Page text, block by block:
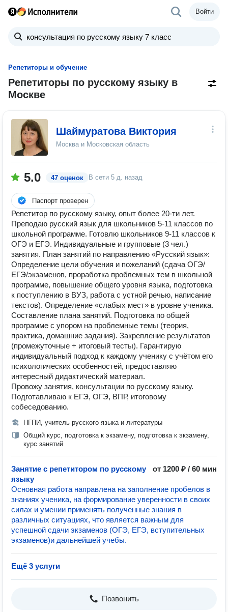
Войти
Репетиторы и обучение
Репетиторы по русскому языку в
Москве
Шаймуратова Виктория
Москва и Московская область
5.0 47 оценок В сети 5 д. назад
Паспорт проверен
Репетитор по русскому языку, опыт более 20-ти лет.
Преподаю русский язык для школьников 5-11 классов по
школьной программе. Готовлю школьников 9-11 классов к
ОГЭ и ЕГЭ. Индивидуальные и групповые (3 чел.)
занятия. План занятий по направлению «Русский язык»:
Определение цели обучения и пожеланий (сдача ОГЭ/
ЕГЭ/экзаменов, проработка проблемных тем в школьной
программе, повышение общего уровня языка, подготовка
к поступлению в ВУЗ, работа с устной речью, написание
текстов). Определение «слабых мест» в уровне ученика.
Составление плана занятий. Подготовка по общей
программе с упором на проблемные темы (теория,
практика, домашние задания). Закрепление результатов
(промежуточные + итоговый тесты). Гарантирую
индивидуальный подход к каждому ученику с учётом его
психологических особенностей, предоставляю
интересный дидактический материал.
Провожу занятия, консультации по русскому языку.
Подготавливаю к ЕГЭ, ОГЭ, ВПР, итоговому
собеседованию.
НГПИ, учитель русского языка и литературы
Общий курс, подготовка к экзамену, подготовка к экзамену,
курс занятий
Занятие с репетитором по русскому
языку
от 1200 ₽ / 60 мин
Основная работа направлена на заполнение пробелов в
знаниях ученика, на формирование уверенности в своих
силах и умении применять полученные знания в
различных ситуациях, что является важным для
успешной сдачи экзаменов (ОГЭ, ЕГЭ, вступительных
экзаменов)и дальнейшей учебы.
Ещё 3 услуги
Позвонить